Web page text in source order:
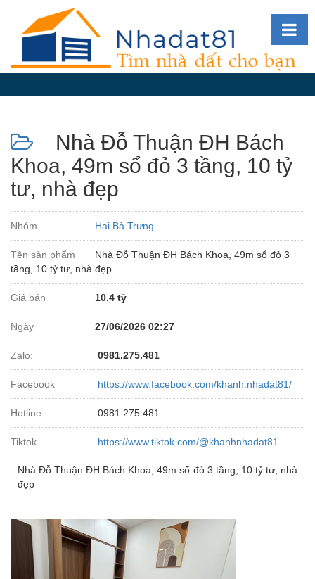
đàn
Giới
Tin
nhà
đất
videos
Tìm
kiếm
Đăng
nhập
Nhà Đỗ Thuận ĐH Bách
Khoa, 49m sổ đỏ 3 tầng, 10 tỷ
tư, nhà đẹp
Nhóm Hai Bà Trưng
Tên sản phẩm
Nhà Đỗ Thuận ĐH Bách Khoa, 49m sổ đỏ 3
tầng, 10 tỷ tư, nhà đẹp
Giá bán 10.4 tỷ
Ngày 27/06/2026 02:27
Zalo: 0981.275.481
Facebook https://www.facebook.com/khanh.nhadat81/
Hotline 0981.275.481
Tiktok https://www.tiktok.com/@khanhnhadat81
Nhà Đỗ Thuận ĐH Bách Khoa, 49m sổ đỏ 3 tầng, 10 tỷ tư, nhà
đẹp